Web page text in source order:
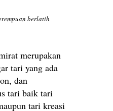
berlatih
merupakan
tari yang ada
dan
tari baik tari
tari kreasi